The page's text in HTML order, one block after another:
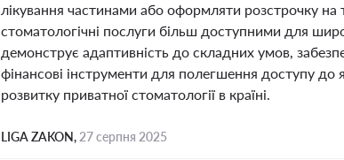
лікування частинами або оформляти розстрочку
стоматологічні послуги більш доступними для
демонструє адаптивність до складних умов,
фінансові інструменти для полегшення доступу
розвитку приватної стоматології в країні.
LIGA ZAKON, 27 серпня 2025